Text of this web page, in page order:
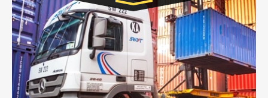
Цена за км. Рассчитывается
индивидуально
- Контейнерные грузоперевозки на специальном
оборудованном транспорте быстро, качественно и
безопасно.